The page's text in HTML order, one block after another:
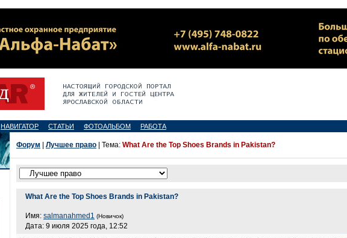
НАВИГАТОР СТАТЬИ ФОТОАЛЬБОМ РАБОТА
Форум Лучшее право | Тема: What Are the Top Shoes Brands in Pakistan?
What Are the Top Shoes Brands in Pakistan?
Имя: salmanahmed1 (Новичок)
Дата: 9 июля 2025 года, 12:52